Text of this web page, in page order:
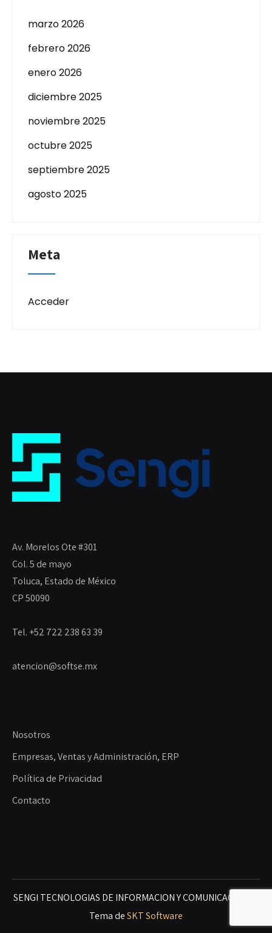
marzo 2026
febrero 2026
enero 2026
diciembre 2025
noviembre 2025
octubre 2025
septiembre 2025
agosto 2025
Meta
Acceder
Av. Morelos Ote #301
Col. 5 de mayo
Toluca, Estado de México
CP 50090
Tel. +52 722 238 63 39
atencion@softse.mx
Nosotros
Empresas, Ventas y Administración, ERP
Política de Privacidad
Contacto
SENGI TECNOLOGIAS DE INFORMACION Y COMUNICACIONES
Tema deSKT Software